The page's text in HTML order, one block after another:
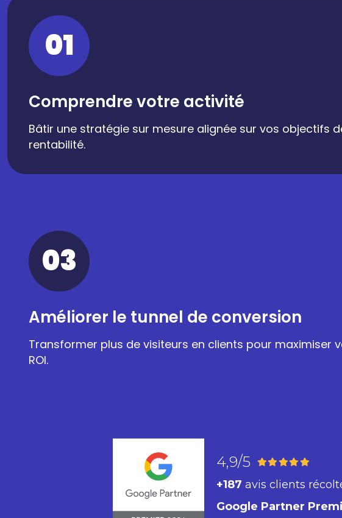
01
Comprendre votre activité
Bâtir une stratégie sur mesure alignée sur vos objectifs
rentabilité.
03
Améliorer le tunnel de conversion
Transformer plus de visiteurs en clients pour maximiser
ROI.
4,9/5
+187 avis clients
Google Partner